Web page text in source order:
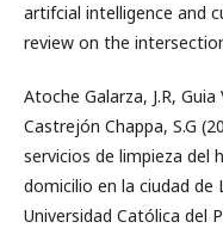
artifcial intelligence and
review on the
Atoche Galarza, J.R,
Castrejón Chappa, S.G
servicios de limpieza del
domicilio en la ciudad de
Universidad Católica del